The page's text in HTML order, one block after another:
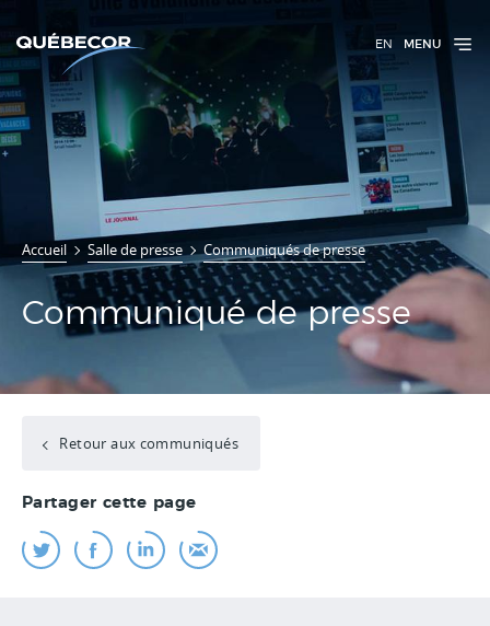
EN MENU
Accueil Salle de presse Communiqués de presse
Communiqué de presse
Retour aux communiqués
Partager cette page